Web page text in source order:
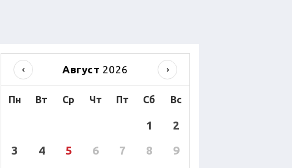
Август 2026
Пн Вт Ср Чт Пт Сб Вс
1
2
3
4 5 6 7 8
9